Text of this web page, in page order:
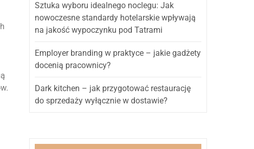
Sztuka wyboru idealnego noclegu: Jak
nowoczesne standardy hotelarskie wpływają
na jakość wypoczynku pod Tatrami
Employer branding w praktyce – jakie gadżety
docenią pracownicy?
Dark kitchen – jak przygotować restaurację
do sprzedaży wyłącznie w dostawie?